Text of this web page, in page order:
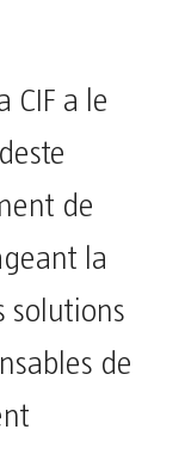
CIF a le
de
la
solutions
de